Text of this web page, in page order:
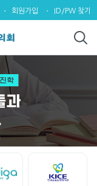
회원가입 ID/PW 찾기